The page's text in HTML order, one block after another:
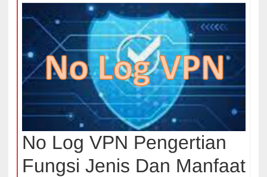
No Log VPN Pengertian
Fungsi Jenis Dan Manfaat